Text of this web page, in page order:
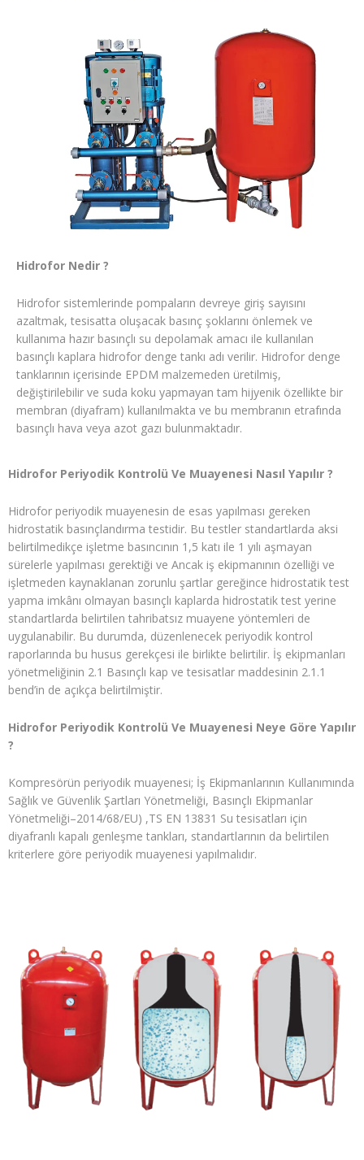
Hidrofor Nedir ?
Hidrofor sistemlerinde pompaların devreye giriş sayısını
azaltmak, tesisatta oluşacak basınç şoklarını önlemek ve
kullanıma hazır basınçlı su depolamak amacı ile kullanılan
basınçlı kaplara hidrofor denge tankı adı verilir. Hidrofor denge
tanklarının içerisinde EPDM malzemeden üretilmiş,
değiştirilebilir ve suda koku yapmayan tam hijyenik özellikte bir
membran (diyafram) kullanılmakta ve bu membranın etrafında
basınçlı hava veya azot gazı bulunmaktadır.
Hidrofor Periyodik Kontrolü Ve Muayenesi Nasıl Yapılır ?
Hidrofor periyodik muayenesin de esas yapılması gereken
hidrostatik basınçlandırma testidir. Bu testler standartlarda aksi
belirtilmedikçe işletme basıncının 1,5 katı ile 1 yılı aşmayan
sürelerle yapılması gerektiği ve Ancak iş ekipmanının özelliği ve
işletmeden kaynaklanan zorunlu şartlar gereğince hidrostatik test
yapma imkânı olmayan basınçlı kaplarda hidrostatik test yerine
standartlarda belirtilen tahribatsız muayene yöntemleri de
uygulanabilir. Bu durumda, düzenlenecek periyodik kontrol
raporlarında bu husus gerekçesi ile birlikte belirtilir. İş ekipmanları
yönetmeliğinin 2.1 Basınçlı kap ve tesisatlar maddesinin 2.1.1
bend’in de açıkça belirtilmiştir.
Hidrofor Periyodik Kontrolü Ve Muayenesi Neye Göre Yapılır
?
Kompresörün periyodik muayenesi; İş Ekipmanlarının Kullanımında
Sağlık ve Güvenlik Şartları Yönetmeliği, Basınçlı Ekipmanlar
Yönetmeliği–2014/68/EU) ,TS EN 13831 Su tesisatları için
diyafranlı kapalı genleşme tankları, standartlarının da belirtilen
kriterlere göre periyodik muayenesi yapılmalıdır.